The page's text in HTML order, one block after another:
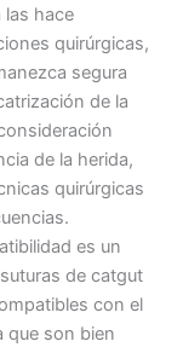
las hace
quirúrgicas,
segura
de la
de la herida,
quirúrgicas
es un
de catgut
con el
que son bien